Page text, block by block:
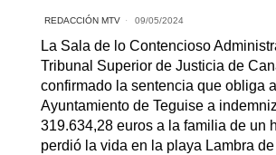
REDACCIÓN MTV 09/05/2024
La Sala de lo Contencioso
Tribunal Superior de Justicia de
confirmado la sentencia que obliga al
Ayuntamiento de Teguise a
319.634,28 euros a la familia de un
perdió la vida en la playa Lambra